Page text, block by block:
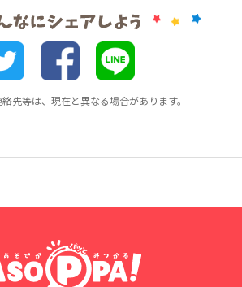
先等は、現在と異なる場合があります。